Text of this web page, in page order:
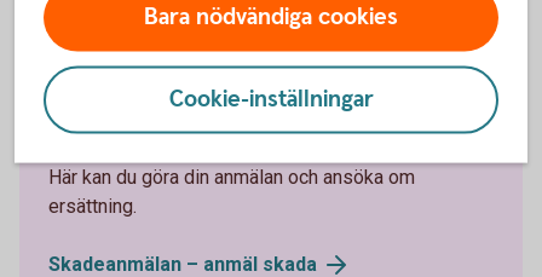
Har olyckan varit framme?
Här kan du göra din anmälan och ansöka om
ersättning.
Skadeanmälan – anmäl skada
Bara nödvändiga cookies
Cookie-inställningar